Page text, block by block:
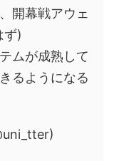
開幕戦アウェ
ず)
ムが成熟して
るようになる